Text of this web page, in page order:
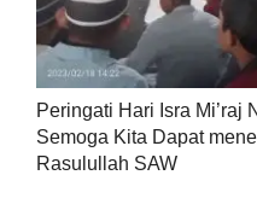
Peringati Hari Isra Mi’raj
Semoga Kita Dapat
Rasulullah SAW